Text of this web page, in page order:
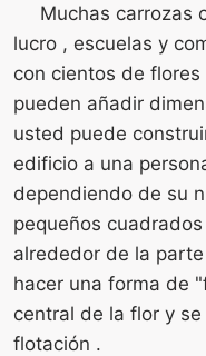
Muchas carrozas
lucro , escuelas y
con cientos de
pueden añadir
usted puede
edificio a una
dependiendo de su
pequeños
alrededor de la
hacer una forma de
central de la flor y
flotación .